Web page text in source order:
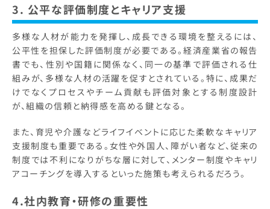
3. 公平な評価制度とキャリア支援
多様な人材が能力を発揮し、成長できる環境を整えるには、
公平性を担保した評価制度が必要である。経済産業省の報告
書でも、性別や国籍に関係なく、同一の基準で評価される仕
組みが、多様な人材の活躍を促すとされている。特に、成果だ
けでなくプロセスやチーム貢献も評価対象とする制度設計
が、組織の信頼と納得感を高める鍵となる。
また、育児や介護などライフイベントに応じた柔軟なキャリア
支援制度も重要である。女性や外国人、障がい者など、従来の
制度では不利になりがちな層に対して、メンター制度やキャリ
アコーチングを導入するといった施策も考えられるだろう。
4.社内教育・研修の重要性